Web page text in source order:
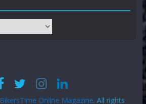
BikersTime Online Magazine. All rights